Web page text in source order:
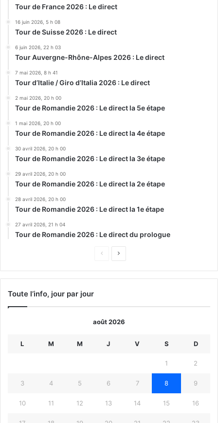
Tour de France 2026 : Le direct
16 juin 2026, 5 h 08
Tour de Suisse 2026 : Le direct
6 juin 2026, 22 h 03
Tour Auvergne-Rhône-Alpes 2026 : Le direct
7 mai 2026, 8 h 41
Tour d’Italie / Giro d’Italia 2026 : Le direct
2 mai 2026, 20 h 00
Tour de Romandie 2026 : Le direct la 5e étape
1 mai 2026, 20 h 00
Tour de Romandie 2026 : Le direct la 4e étape
30 avril 2026, 20 h 00
Tour de Romandie 2026 : Le direct la 3e étape
29 avril 2026, 20 h 00
Tour de Romandie 2026 : Le direct la 2e étape
28 avril 2026, 20 h 00
Tour de Romandie 2026 : Le direct la 1e étape
27 avril 2026, 21 h 04
Tour de Romandie 2026 : Le direct du prologue
Page
Page
Toute l’info, jour par jour
août 2026
L M M J V S D
1 2
3 4 5 6 7 8 9
10 11 12 13 14 15 16